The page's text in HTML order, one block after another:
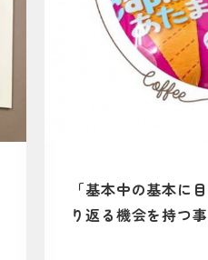
「基本中の基本に
り返る機会を持つ